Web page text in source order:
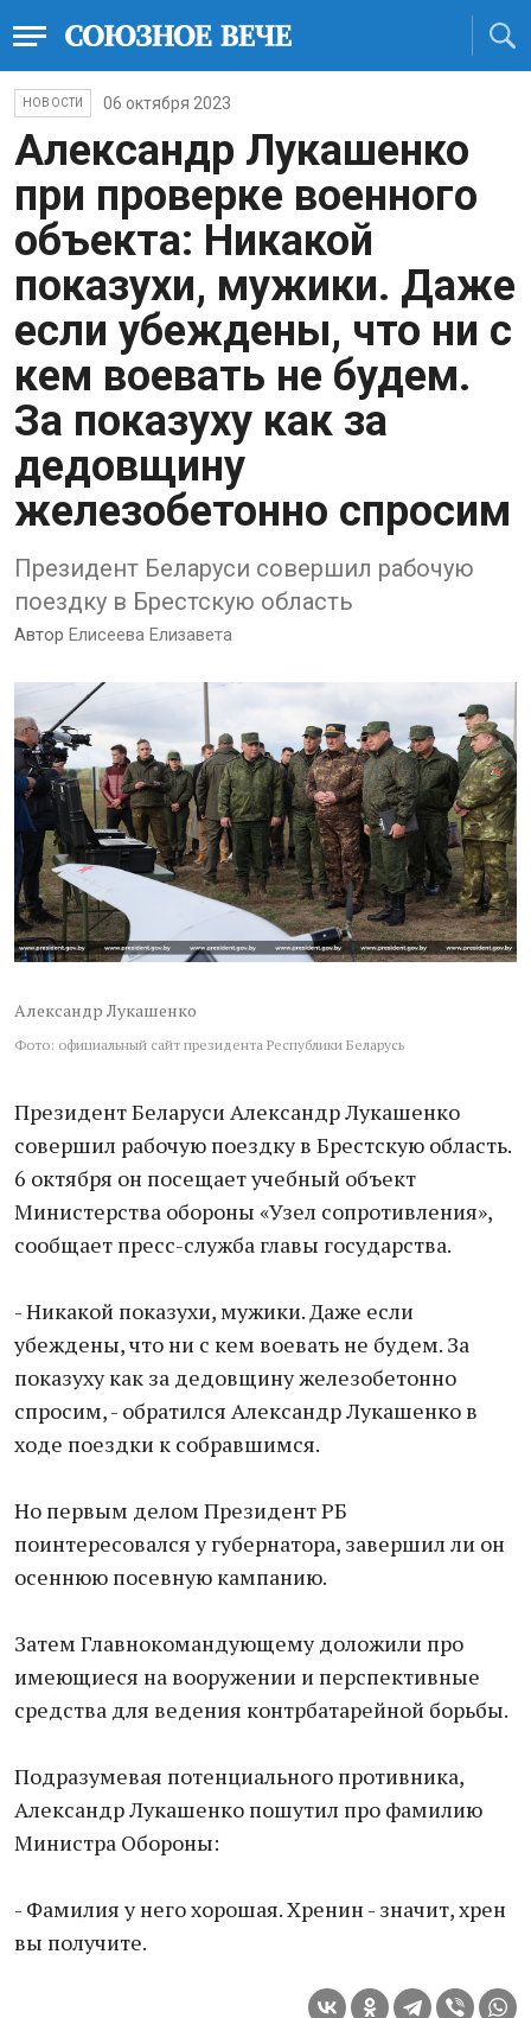
НОВОСТИ 06 октября 2023
Александр Лукашенко
при проверке военного
объекта: Никакой
показухи, мужики. Даже
если убеждены, что ни с
кем воевать не будем.
За показуху как за
дедовщину
железобетонно спросим
Президент Беларуси совершил рабочую
поездку в Брестскую область
Автор Елисеева Елизавета
Александр Лукашенко
Фото: официальный сайт президента Республики Беларусь
Президент Беларуси Александр Лукашенко
совершил рабочую поездку в Брестскую область.
6 октября он посещает учебный объект
Министерства обороны «Узел сопротивления»,
сообщает пресс-служба главы государства.
- Никакой показухи, мужики. Даже если
убеждены, что ни с кем воевать не будем. За
показуху как за дедовщину железобетонно
спросим, - обратился Александр Лукашенко в
ходе поездки к собравшимся.
Но первым делом Президент РБ
поинтересовался у губернатора, завершил ли он
осеннюю посевную кампанию.
Затем Главнокомандующему доложили про
имеющиеся на вооружении и перспективные
средства для ведения контрбатарейной борьбы.
Подразумевая потенциального противника,
Александр Лукашенко пошутил про фамилию
Министра Обороны:
- Фамилия у него хорошая. Хренин - значит, хрен
вы получите.